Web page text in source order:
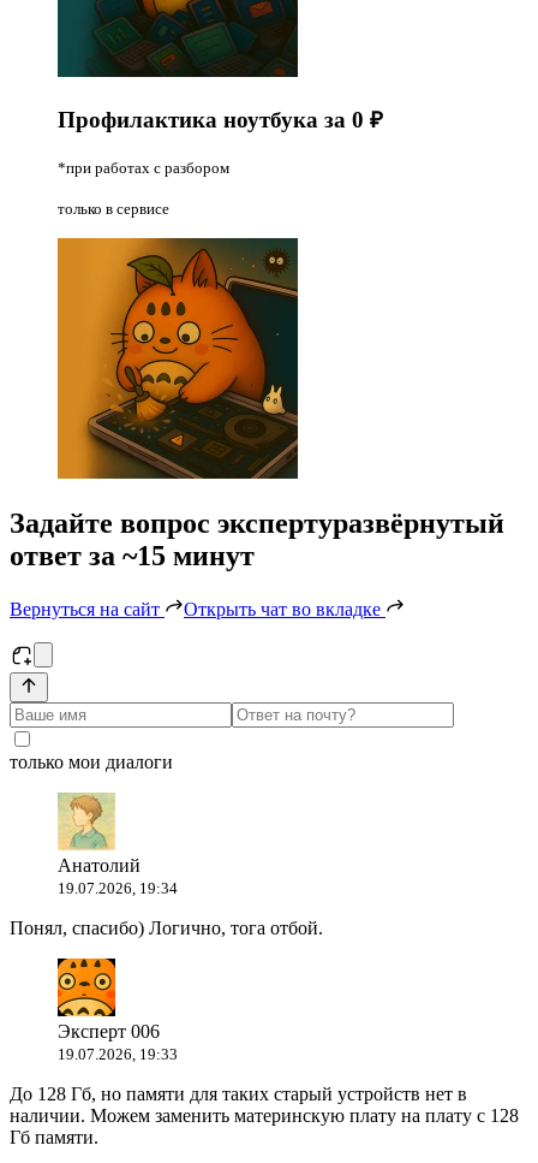
Профилактика ноутбука за 0 ₽
*при работах с разбором
только в сервисе
Задайте вопрос экспертуразвёрнутый
ответ за ~15 минут
Вернуться на сайт Открыть чат во вкладке
только мои диалоги
Анатолий
19.07.2026, 19:34
Понял, спасибо) Логично, тога отбой.
Эксперт 006
19.07.2026, 19:33
До 128 Гб, но памяти для таких старый устройств нет в
наличии. Можем заменить материнскую плату на плату с 128
Гб памяти.